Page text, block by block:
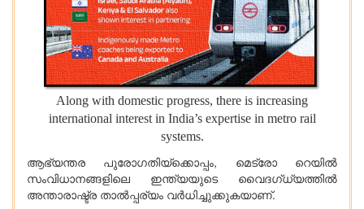
Along with domestic progress, there is increasing
international interest in India’s expertise in metro rail
systems.
ആഭ്യന്തര പുരോഗതിയ്ക്കൊപ്പം, മെട്രോ റെയിൽ
സംവിധാനങ്ങളിലെ ഇന്ത്യയുടെ വൈദഗ്ധ്യത്തിൽ
അന്താരാഷ്ട്ര താൽപ്പര്യം വർധിച്ചുക്കുകയാണ്.